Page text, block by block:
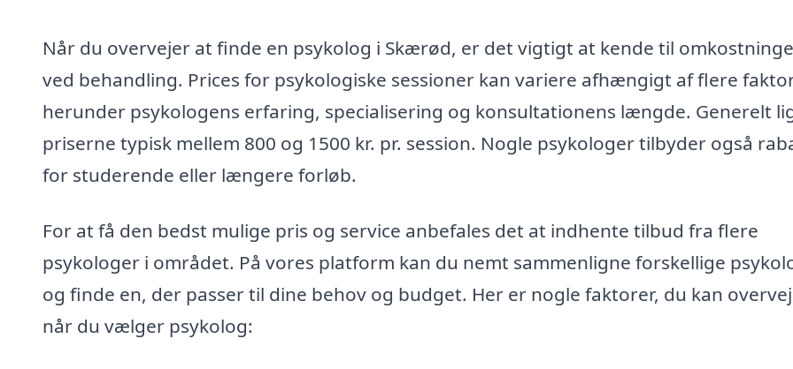
Når du overvejer at finde en psykolog i Skærød, er det vigtigt at kende til
ved behandling. Prices for psykologiske sessioner kan variere afhængigt af flere
herunder psykologens erfaring, specialisering og konsultationens længde. Generelt
priserne typisk mellem 800 og 1500 kr. pr. session. Nogle psykologer tilbyder også
for studerende eller længere forløb.
For at få den bedst mulige pris og service anbefales det at indhente tilbud fra flere
psykologer i området. På vores platform kan du nemt sammenligne forskellige
og finde en, der passer til dine behov og budget. Her er nogle faktorer, du kan
når du vælger psykolog: